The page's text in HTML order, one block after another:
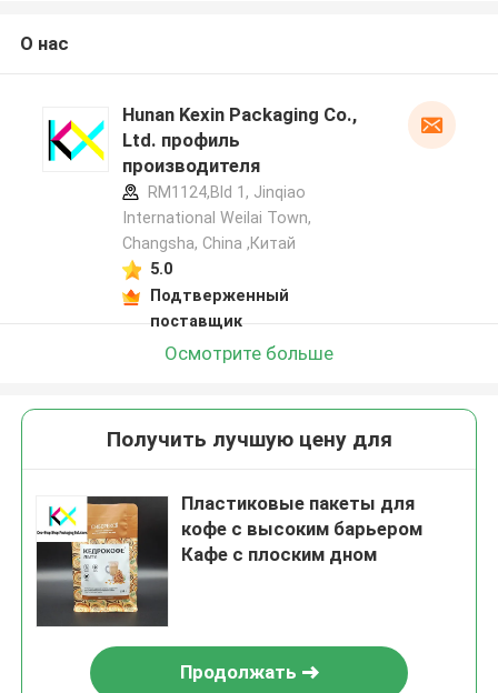
О нас
Hunan Kexin Packaging Co.,
Ltd. профиль
производителя
RM1124,Bld 1, Jinqiao
International Weilai Town,
Changsha, China ,Китай
5.0
Подтверженный
поставщик
Осмотрите больше
Получить лучшую цену для
Пластиковые пакеты для
кофе с высоким барьером
Кафе с плоским дном
Продолжать